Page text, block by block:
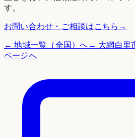
す。
お問い合わせ・ご相談はこちら →
← 地域一覧（全国）へ ← 大網白里
ページへ